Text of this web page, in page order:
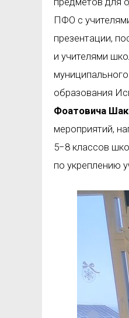
предметов для
ПФО с
презентации,
и учителями
образования
Фоатовича
мероприятий,
5−8 классов
по укреплению